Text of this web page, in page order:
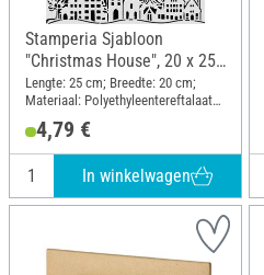
Stamperia Sjabloon
"Christmas House", 20 x 25
cm
Lengte: 25 cm; Breedte: 20 cm;
Materiaal: Polyethyleentereftalaat
(PET)
4,79 €
In winkelwagen